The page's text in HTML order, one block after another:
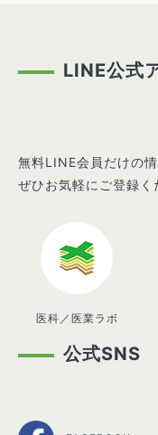
LINE公式
無料LINE会員だけの
ぜひお気軽にご登録く
医科／医業ラボ
公式SNS